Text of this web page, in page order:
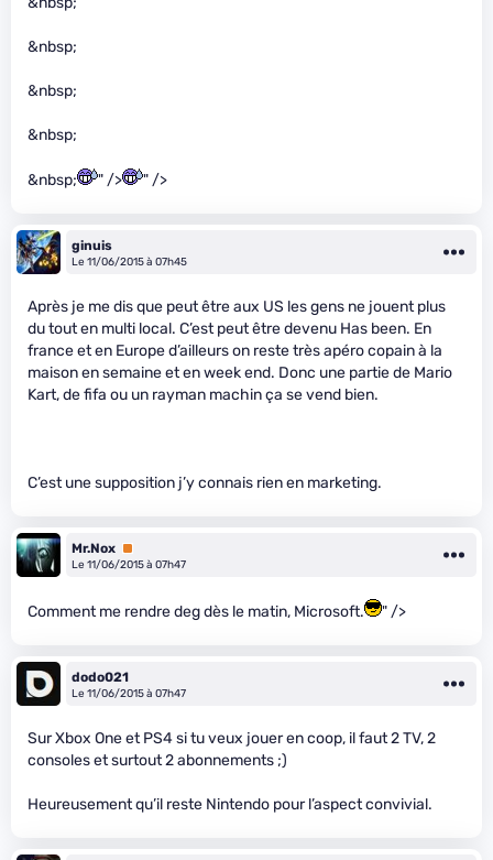
&nbsp;
&nbsp;
&nbsp;
&nbsp; " /> " />
ginuis
Le 11/06/2015 à 07h45
Après je me dis que peut être aux US les gens ne jouent plus
du tout en multi local. C’est peut être devenu Has been. En
france et en Europe d’ailleurs on reste très apéro copain à la
maison en semaine et en week end. Donc une partie de Mario
Kart, de fifa ou un rayman machin ça se vend bien.
C’est une supposition j’y connais rien en marketing.
Mr.Nox Premium
Le 11/06/2015 à 07h47
Comment me rendre deg dès le matin, Microsoft. " />
dodo021
Le 11/06/2015 à 07h47
Sur Xbox One et PS4 si tu veux jouer en coop, il faut 2 TV, 2
consoles et surtout 2 abonnements ;)
Heureusement qu’il reste Nintendo pour l’aspect convivial.